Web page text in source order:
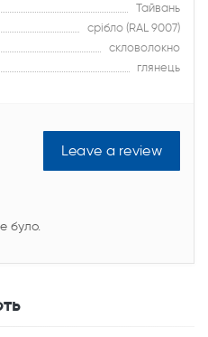
Тайвань
срібло (RAL 9007)
скловолокно
глянець
Leave a review
було.